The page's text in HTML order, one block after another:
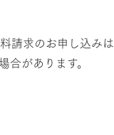
請求のお申し込みは
があります。